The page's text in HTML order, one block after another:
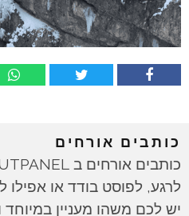
כותבים אורחים
לרגע, לפוסט בודד או
יש לכם משהו מעניין במיוחד